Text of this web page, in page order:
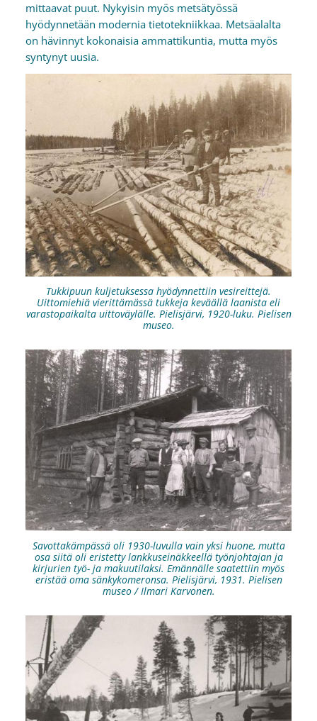
mittaavat puut. Nykyisin myös metsätyössä
hyödynnetään modernia tietotekniikkaa. Metsäalalta
on hävinnyt kokonaisia ammattikuntia, mutta myös
syntynyt uusia.
Tukkipuun kuljetuksessa hyödynnettiin vesireittejä.
Uittomiehiä vierittämässä tukkeja keväällä laanista eli
varastopaikalta uittoväylälle. Pielisjärvi, 1920-luku. Pielisen
museo.
Savottakämpässä oli 1930-luvulla vain yksi huone, mutta
osa siitä oli eristetty lankkuseinäkkeellä työnjohtajan ja
kirjurien työ- ja makuutilaksi. Emännälle saatettiin myös
eristää oma sänkykomeronsa. Pielisjärvi, 1931. Pielisen
museo / Ilmari Karvonen.